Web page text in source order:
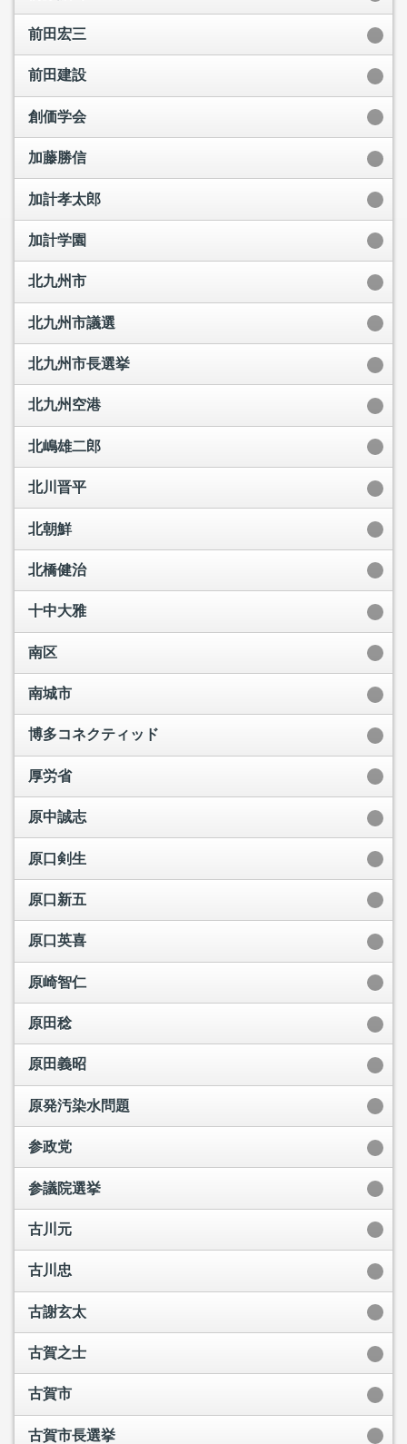
前田宏三
前田建設
創価学会
加藤勝信
加計孝太郎
加計学園
北九州市
北九州市議選
北九州市長選挙
北九州空港
北嶋雄二郎
北川晋平
北朝鮮
北橋健治
十中大雅
南区
南城市
博多コネクティッド
厚労省
原中誠志
原口剣生
原口新五
原口英喜
原崎智仁
原田稔
原田義昭
原発汚染水問題
参政党
参議院選挙
古川元
古川忠
古謝玄太
古賀之士
古賀市
古賀市長選挙